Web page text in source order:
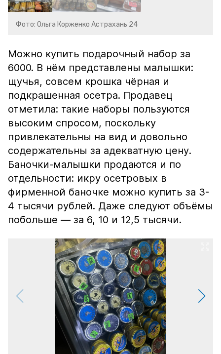
Фото: Ольга Корженко Астрахань 24
Можно купить подарочный набор за
6000. В нём представлены малышки:
щучья, совсем крошка чёрная и
подкрашенная осетра. Продавец
отметила: такие наборы пользуются
высоким спросом, поскольку
привлекательны на вид и довольно
содержательны за адекватную цену.
Баночки-малышки продаются и по
отдельности: икру осетровых в
фирменной баночке можно купить за 3-
4 тысячи рублей. Даже следуют объёмы
побольше — за 6, 10 и 12,5 тысячи.